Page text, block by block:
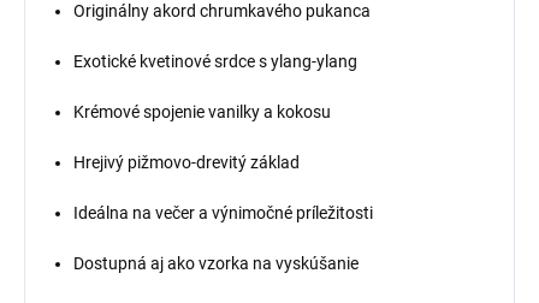
Originálny akord chrumkavého pukanca
Exotické kvetinové srdce s ylang-ylang
Krémové spojenie vanilky a kokosu
Hrejivý pižmovo-drevitý základ
Ideálna na večer a výnimočné príležitosti
Dostupná aj ako vzorka na vyskúšanie